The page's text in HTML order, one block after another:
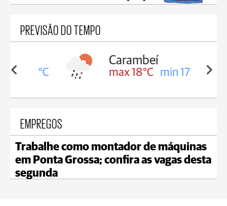
PREVISÃO DO TEMPO
18°C
Carambeí
max 18°C min 17°C
EMPREGOS
Trabalhe como montador de máquinas
em Ponta Grossa; confira as vagas desta
segunda